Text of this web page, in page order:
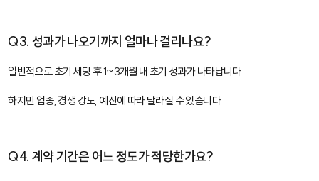
Q3. 성과가 나오기까지 얼마나 걸리나요?
일반적으로 초기 세팅 후 1~3개월 내 초기 성과가 나타납니다.
하지만 업종, 경쟁 강도, 예산에 따라 달라질 수 있습니다.
Q4. 계약 기간은 어느 정도가 적당한가요?